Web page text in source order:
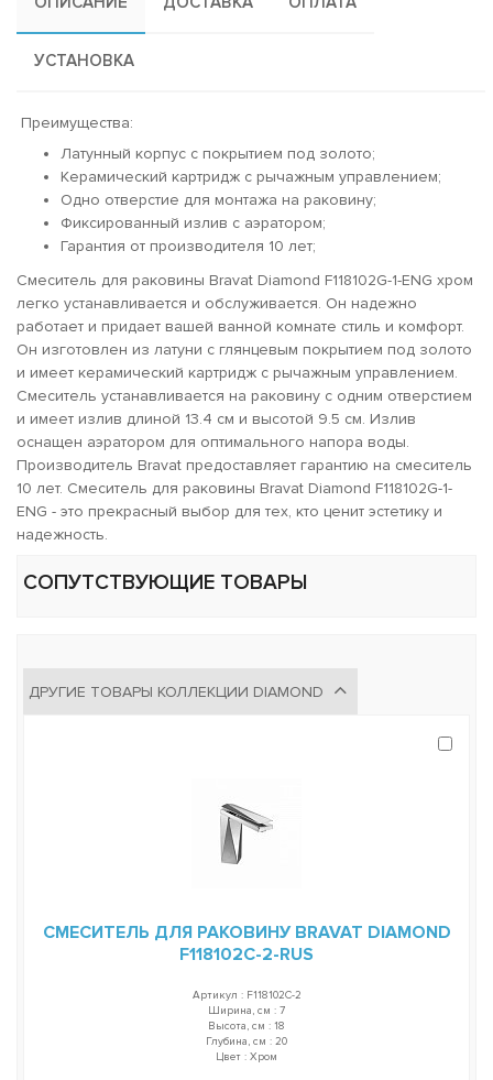
УСТАНОВКА
Преимущества:
Латунный корпус c покрытием под золото;
Керамический картридж с рычажным управлением;
Одно отверстие для монтажа на раковину;
Фиксированный излив с аэратором;
Гарантия от производителя 10 лет;
Смеситель для раковины Bravat Diamond F118102G-1-ENG хром
легко устанавливается и обслуживается. Он надежно
работает и придает вашей ванной комнате стиль и комфорт.
Он изготовлен из латуни с глянцевым покрытием под золото
и имеет керамический картридж с рычажным управлением.
Смеситель устанавливается на раковину с одним отверстием
и имеет излив длиной 13.4 см и высотой 9.5 см. Излив
оснащен аэратором для оптимального напора воды.
Производитель Bravat предоставляет гарантию на смеситель
10 лет. Смеситель для раковины Bravat Diamond F118102G-1-
ENG - это прекрасный выбор для тех, кто ценит эстетику и
надежность.
СОПУТСТВУЮЩИЕ ТОВАРЫ
ДРУГИЕ ТОВАРЫ КОЛЛЕКЦИИ DIAMOND
СМЕСИТЕЛЬ ДЛЯ РАКОВИНУ BRAVAT DIAMOND
F118102C-2-RUS
Артикул : F118102C-2
Ширина, см : 7
Высота, см : 18
Глубина, см : 20
Цвет : Хром